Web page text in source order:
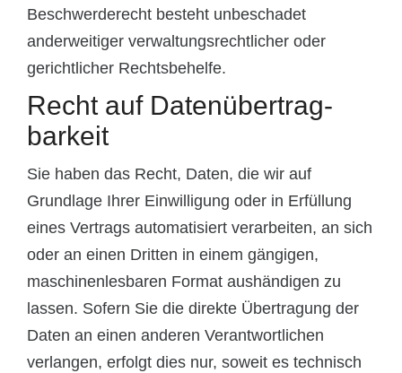
Beschwerderecht besteht unbeschadet
anderweitiger verwaltungsrechtlicher oder
gerichtlicher Rechtsbehelfe.
Recht auf Daten­übertrag­
barkeit
Sie haben das Recht, Daten, die wir auf
Grundlage Ihrer Einwilligung oder in Erfüllung
eines Vertrags automatisiert verarbeiten, an sich
oder an einen Dritten in einem gängigen,
maschinenlesbaren Format aushändigen zu
lassen. Sofern Sie die direkte Übertragung der
Daten an einen anderen Verantwortlichen
verlangen, erfolgt dies nur, soweit es technisch